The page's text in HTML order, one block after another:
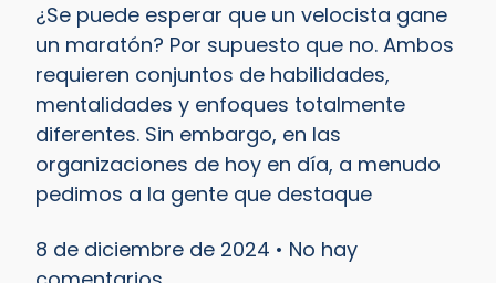
¿Se puede esperar que un velocista gane
un maratón? Por supuesto que no. Ambos
requieren conjuntos de habilidades,
mentalidades y enfoques totalmente
diferentes. Sin embargo, en las
organizaciones de hoy en día, a menudo
pedimos a la gente que destaque
8 de diciembre de 2024
No hay